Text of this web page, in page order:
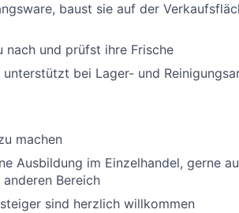
baust sie auf der
nach und prüfst ihre Frische
bei Lager- und
machen
Ausbildung im Einzelhandel, gerne
Bereich
sind herzlich willkommen